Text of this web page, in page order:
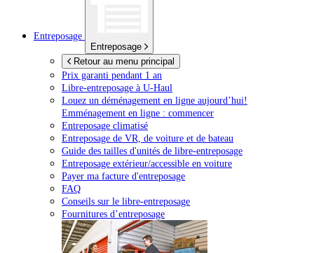
Entreposage
Entreposage
Retour au menu principal
Prix garanti pendant 1 an
Libre-entreposage à U-Haul
Louez un déménagement en ligne aujourd’hui!
Emménagement en ligne : commencer
Entreposage climatisé
Entreposage de VR, de voiture et de bateau
Guide des tailles d'unités de libre-entreposage
Entreposage extérieur/accessible en voiture
Payer ma facture d'entreposage
FAQ
Conseils sur le libre-entreposage
Fournitures d’entreposage